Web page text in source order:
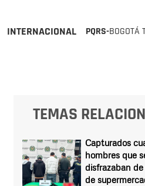
INTERNACIONAL PQRS-BOGOTÁ
TEMAS
Capturados
hombres que
disfrazaban
de